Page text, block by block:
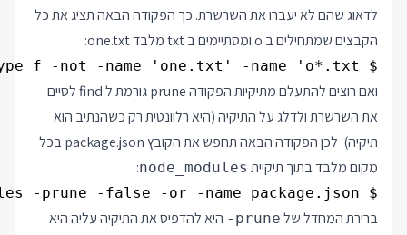
לדאוג שהם לא יעברו את השרשרת. כך הפקודה הבאה תציג את כל
הקבצים שמתחילים ב o ומסתיימים ב txt מלבד one.txt:
$ find . -type f -not -name 'one.txt' -name 'o*.txt'
ואם רוצים להתעלם מתיקיות הפקודה prune גורמת ל find לסיים
את השרשרת ולדלג על התיקיה (היא רלוונטית רק כשהנתיב הוא
תיקיה). לכן הפקודה הבאה תחפש את הקובץ package.json בכל
מקום מלבד בתוך תיקיית node_modules
:
$ find . -type d -name node_modules -prune -false -or -name package.json
ברירת המחדל של -prune היא להדפיס את התיקיה עליה היא